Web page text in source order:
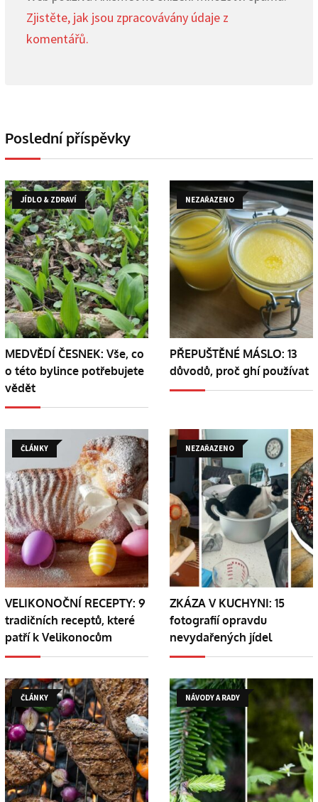
Zjistěte, jak jsou zpracovávány údaje z
komentářů.
Poslední příspěvky
JÍDLO & ZDRAVÍ
MEDVĚDÍ ČESNEK: Vše, co
o této bylince potřebujete
vědět
NEZAŘAZENO
PŘEPUŠTĚNÉ MÁSLO: 13
důvodů, proč ghí používat
ČLÁNKY
VELIKONOČNÍ RECEPTY: 9
tradičních receptů, které
patří k Velikonocům
NEZAŘAZENO
ZKÁZA V KUCHYNI: 15
fotografií opravdu
nevydařených jídel
ČLÁNKY NÁVODY A RADY